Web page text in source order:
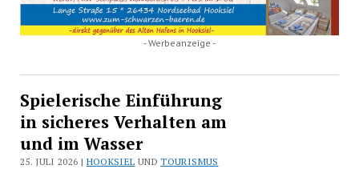
- Werbeanzeige -
Spielerische Einführung
in sicheres Verhalten am
und im Wasser
25. JULI 2026 | HOOKSIEL UNDTOURISMUS